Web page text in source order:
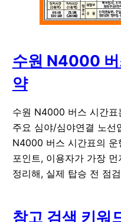
수원 N4000 버
약
수원 N4000 버스 시간
주요 심야/심야연결 노선
N4000 버스 시간표의 운
포인트, 이용자가 가장
정리해, 실제 탑승 전 점
참고 검색 키워